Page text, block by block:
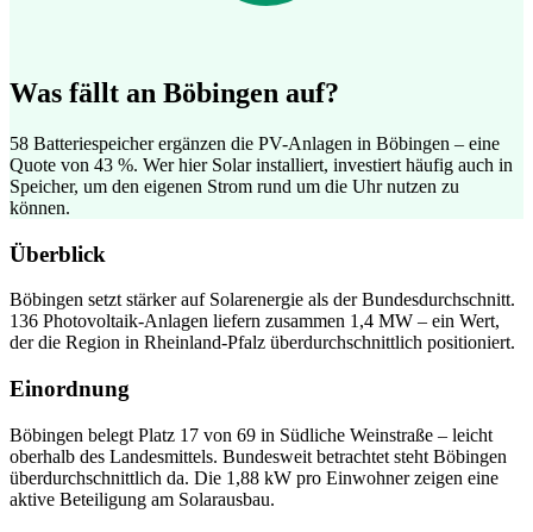
Was fällt an Böbingen auf?
58 Batteriespeicher ergänzen die PV-Anlagen in Böbingen – eine
Quote von 43 %. Wer hier Solar installiert, investiert häufig auch in
Speicher, um den eigenen Strom rund um die Uhr nutzen zu
können.
Überblick
Böbingen setzt stärker auf Solarenergie als der Bundesdurchschnitt.
136 Photovoltaik-Anlagen liefern zusammen 1,4 MW – ein Wert,
der die Region in Rheinland-Pfalz überdurchschnittlich positioniert.
Einordnung
Böbingen belegt Platz 17 von 69 in Südliche Weinstraße – leicht
oberhalb des Landesmittels. Bundesweit betrachtet steht Böbingen
überdurchschnittlich da. Die 1,88 kW pro Einwohner zeigen eine
aktive Beteiligung am Solarausbau.